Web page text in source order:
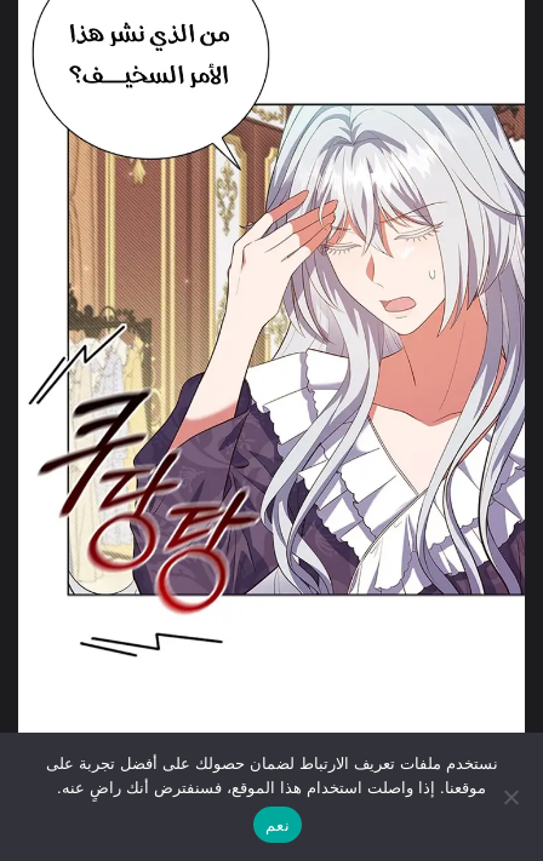
نستخدم ملفات تعريف الارتباط لضمان حصولك على أفضل تجربة على
موقعنا. إذا واصلت استخدام هذا الموقع، فسنفترض أنك راضٍ عنه.
نعم